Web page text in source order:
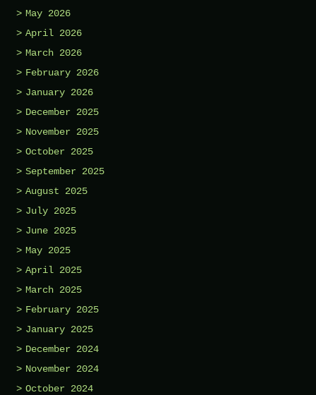
May 2026
April 2026
March 2026
February 2026
January 2026
December 2025
November 2025
October 2025
September 2025
August 2025
July 2025
June 2025
May 2025
April 2025
March 2025
February 2025
January 2025
December 2024
November 2024
October 2024